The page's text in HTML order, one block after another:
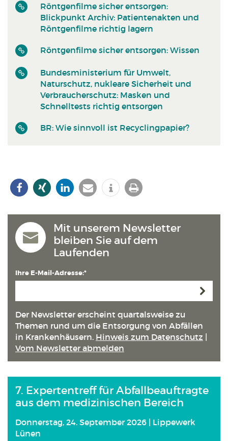
Röntgenfilme sicher entsorgen:
Blickpunkt Archiv: Patientenakten und
Röntgenfilme richtig lagern
Röntgenfilme sicher entsorgen: Wissen
Bundesministerium für Umwelt,
Naturschutz, nukleare Sicherheit und
Verbraucherschutz: Masken und
Schnelltests richtig entsorgen
BR: Wie sinnvoll ist Recyclingpapier?
Mit unserem Newsletter
bleiben Sie auf dem
Laufenden
Ihre E-Mail-Adresse:*
Der Newsletter erscheint quartals­weise zu
Themen rund um die Entsorgung von Abfällen
in Kranken­häusern. Hinweis zum Datenschutz
Vom Newsletter abmelden
7. Expertentreff für Abfallbeauftragte
aus dem medizinischen Bereich
Donnerstag, 24. September 2026 | Lippewerk
Lünen